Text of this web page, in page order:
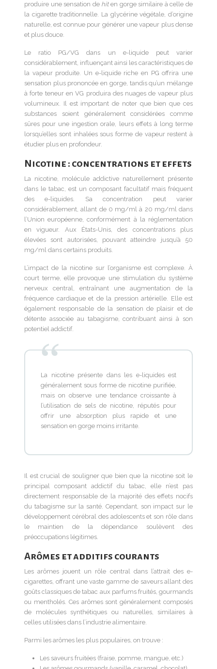
produire une sensation de hiten gorge similaire à celle de
la cigarette traditionnelle. La glycérine végétale, d’origine
naturelle, est connue pour générer une vapeur plus dense
et plus douce.
Le ratio PG/VG dans un e-liquide peut varier
considérablement, influençant ainsi les caractéristiques de
la vapeur produite. Un e-liquide riche en PG offrira une
sensation plus prononcée en gorge, tandis qu’un mélange
à forte teneur en VG produira des nuages de vapeur plus
volumineux. Il est important de noter que bien que ces
substances soient généralement considérées comme
sûres pour une ingestion orale, leurs effets à long terme
lorsqu’elles sont inhalées sous forme de vapeur restent à
étudier plus en profondeur.
Nicotine : concentrations et effets
La nicotine, molécule addictive naturellement présente
dans le tabac, est un composant facultatif mais fréquent
des e-liquides. Sa concentration peut varier
considérablement, allant de 0 mg/ml à 20 mg/ml dans
l’Union européenne, conformément à la réglementation
en vigueur. Aux États-Unis, des concentrations plus
élevées sont autorisées, pouvant atteindre jusqu’à 50
mg/ml dans certains produits.
L’impact de la nicotine sur l’organisme est complexe. À
court terme, elle provoque une stimulation du système
nerveux central, entraînant une augmentation de la
fréquence cardiaque et de la pression artérielle. Elle est
également responsable de la sensation de plaisir et de
détente associée au tabagisme, contribuant ainsi à son
potentiel addictif.
La nicotine présente dans les e-liquides est
généralement sous forme de nicotine purifiée,
mais on observe une tendance croissante à
l’utilisation de sels de nicotine, réputés pour
offrir une absorption plus rapide et une
sensation en gorge moins irritante.
Il est crucial de souligner que bien que la nicotine soit le
principal composant addictif du tabac, elle n’est pas
directement responsable de la majorité des effets nocifs
du tabagisme sur la santé. Cependant, son impact sur le
développement cérébral des adolescents et son rôle dans
le maintien de la dépendance soulèvent des
préoccupations légitimes.
Arômes et additifs courants
Les arômes jouent un rôle central dans l’attrait des e-
cigarettes, offrant une vaste gamme de saveurs allant des
goûts classiques de tabac aux parfums fruités, gourmands
ou mentholés. Ces arômes sont généralement composés
de molécules synthétiques ou naturelles, similaires à
celles utilisées dans l’industrie alimentaire.
Parmi les arômes les plus populaires, on trouve :
Les saveurs fruitées (fraise, pomme, mangue, etc.)